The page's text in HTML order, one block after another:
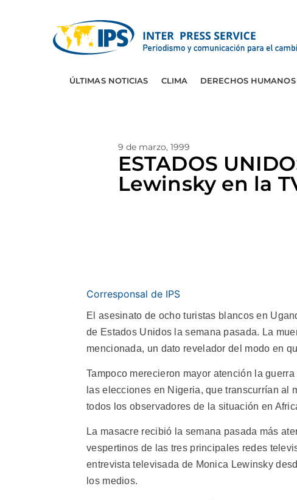
ÚLTIMAS NOTICIAS CLIMA DERECHOS HUMANOS
9 de marzo, 1999
ESTADOS
Lewinsky en la
Corresponsal de IPS
El asesinato de ocho turistas blancos en
de Estados Unidos la semana pasada. La
mencionada, un dato revelador del modo en
Tampoco merecieron mayor atención la
las elecciones en Nigeria, que transcurrían al
todos los observadores de la situación en
La masacre recibió la semana pasada más
vespertinos de las tres principales redes
entrevista televisada de Monica Lewinsky
los medios.